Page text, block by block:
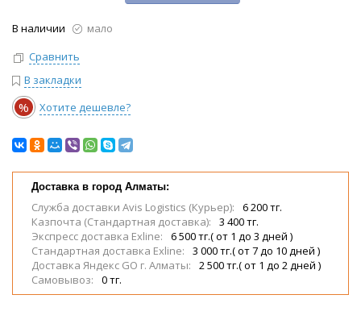
В наличии
мало
Сравнить
В закладки
% Хотите дешевле?
Доставка в город Алматы:
Служба доставки Avis Logistics (Курьер):
6 200 тг.
Казпочта (Стандартная доставка):
3 400 тг.
Экспресс доставка Exline:
6 500 тг.( от 1 до 3 дней )
Стандартная доставка Exline:
3 000 тг.( от 7 до 10 дней )
Доставка Яндекс GO г. Алматы:
2 500 тг.( от 1 до 2 дней )
Самовывоз:
0 тг.